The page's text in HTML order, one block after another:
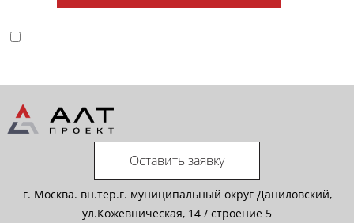
Оставить заявку
г. Москва. вн.тер.г. муниципальный округ Даниловский,
ул.Кожевническая, 14 / строение 5